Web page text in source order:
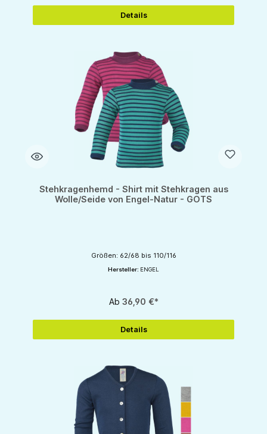
Details
Stehkragenhemd - Shirt mit Stehkragen aus
Wolle/Seide von Engel-Natur - GOTS
Größen: 62/68 bis 110/116
Hersteller: ENGEL
Ab 36,90 €*
Details